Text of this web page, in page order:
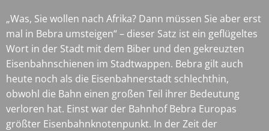
„Was, Sie wollen nach Afrika? Dann müssen Sie aber erst
mal in Bebra umsteigen“ – dieser Satz ist ein geflügeltes
Wort in der Stadt mit dem Biber und den gekreuzten
Eisenbahnschienen im Stadtwappen. Bebra gilt auch
heute noch als die Eisenbahnerstadt schlechthin,
obwohl die Bahn einen großen Teil ihrer Bedeutung
verloren hat. Einst war der Bahnhof Bebra Europas
größter Eisenbahnknotenpunkt. In der Zeit der